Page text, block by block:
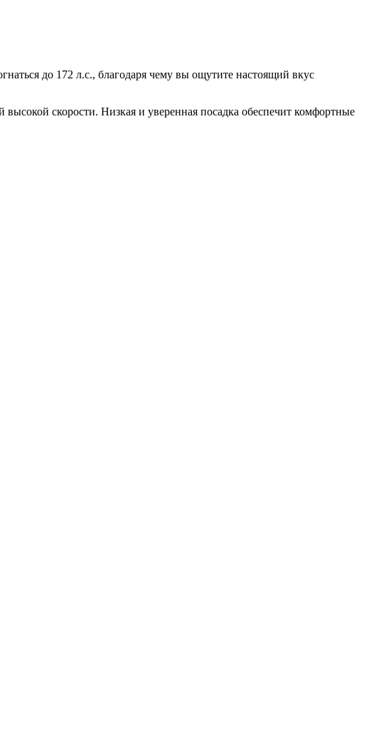
до 172 л.с., благодаря чему вы ощутите настоящий вкус
скорости. Низкая и уверенная посадка обеспечит комфортные